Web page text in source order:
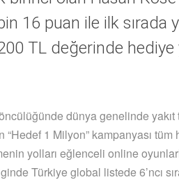
16 puan ile ilk sırada
TL değerinde hediye
dünya genelinde
1 Milyon” kampanyası tüm
yolları eğlenceli online
Türkiye global listede 6’ncı